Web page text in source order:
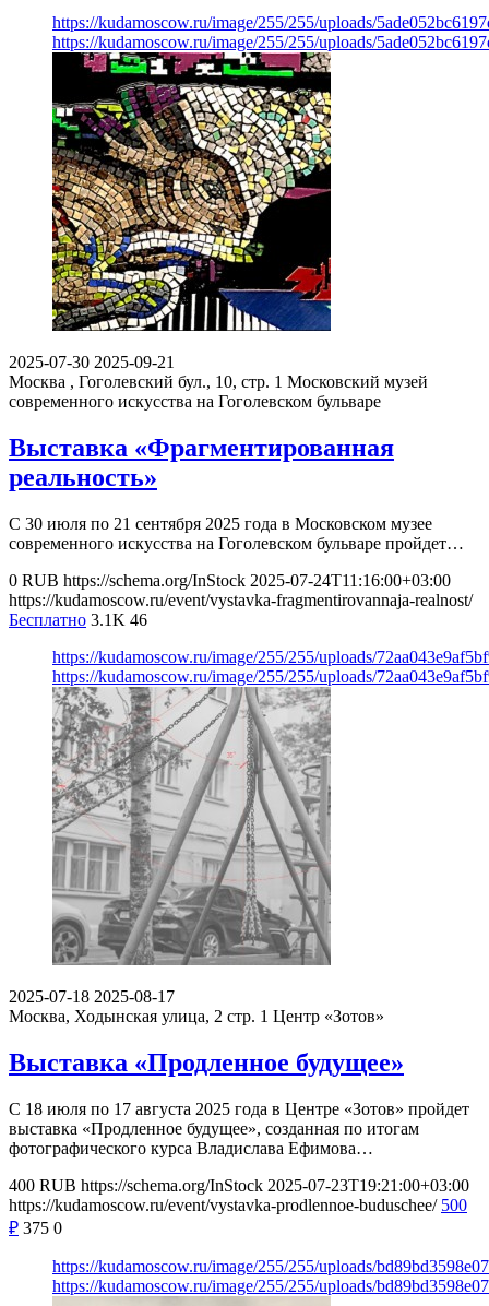
https://kudamoscow.ru/image/255/255/uploads/
https://kudamoscow.ru/image/255/255/uploads/
2025-07-30 2025-09-21
Москва , Гоголевский бул., 10, стр. 1 Московский музей
современного искусства на Гоголевском бульваре
Выставка «Фрагментированная
реальность»
С 30 июля по 21 сентября 2025 года в Московском музее
современного искусства на Гоголевском бульваре пройдет…
0 RUB https://schema.org/InStock 2025-07-24T11:16:00+03:00
https://kudamoscow.ru/event/vystavka-fragmentirovannaja-realnost/
Бесплатно 3.1K 46
https://kudamoscow.ru/image/255/255/uploads/
https://kudamoscow.ru/image/255/255/uploads/
2025-07-18 2025-08-17
Москва, Ходынская улица, 2 стр. 1 Центр «Зотов»
Выставка «Продленное будущее»
С 18 июля по 17 августа 2025 года в Центре «Зотов» пройдет
выставка «Продленное будущее», созданная по итогам
фотографического курса Владислава Ефимова…
400 RUB https://schema.org/InStock 2025-07-23T19:21:00+03:00
https://kudamoscow.ru/event/vystavka-prodlennoe-buduschee/ 500
₽ 375 0
https://kudamoscow.ru/image/255/255/uploads/
https://kudamoscow.ru/image/255/255/uploads/